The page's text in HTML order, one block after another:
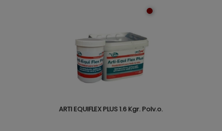
ARTI EQUIFLEX PLUS 1.6 Kgr. Polv.o.